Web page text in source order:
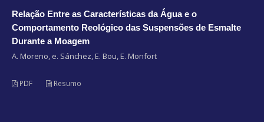
Relação Entre as Características da Água e o
Comportamento Reológico das Suspensões de Esmalte
Durante a Moagem
A. Moreno, e. Sánchez, E. Bou, E. Monfort
PDF Resumo